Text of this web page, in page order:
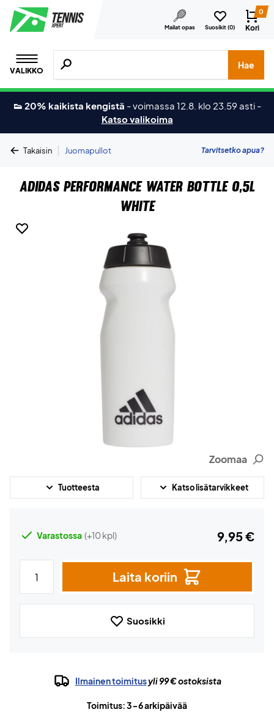
Mailat opas Suosikit (0)
0
Kori
VALIKKO
Hae tuotteita, merkkejä jne.
Hae
👟 20% kaikista kengistä -voimassa 12.8. klo 23.59 asti -
Katso valikoima
Takaisin | Juomapullot Tarvitsetko apua?
Adidas Performance Water Bottle 0,5L
White
Zoomaa
Tuotteesta Katso lisätarvikkeet
Varastossa (+10 kpl) 9,95 €
Laita koriin
Suosikki
Ilmainen toimitusyli 99 € ostoksista
Toimitus: 3-6 arkipäivää